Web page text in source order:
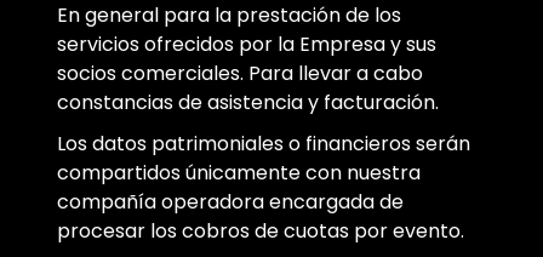
En general para la prestación de los
servicios ofrecidos por la Empresa y sus
socios comerciales. Para llevar a cabo
constancias de asistencia y facturación.
Los datos patrimoniales o financieros serán
compartidos únicamente con nuestra
compañía operadora encargada de
procesar los cobros de cuotas por evento.